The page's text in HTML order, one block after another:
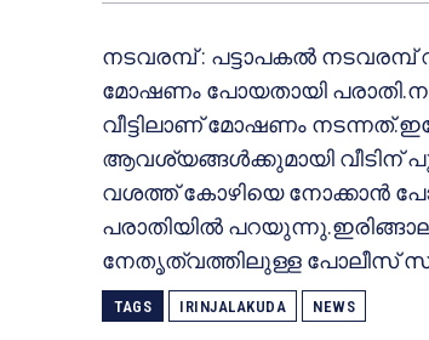
നടവരമ്പ് : പട്ടാപകല്‍
മോഷണം പോയതായി
വീട്ടിലാണ് മോഷണം
ആവശ്യങ്ങള്‍ക്കുമായി വീടിന്
വശത്ത് കോഴിയെ നോക്കാന്‍
പരാതിയില്‍
നേതൃത്വത്തിലുള്ള പോലീസ്
TAGS IRINJALAKUDA NEWS